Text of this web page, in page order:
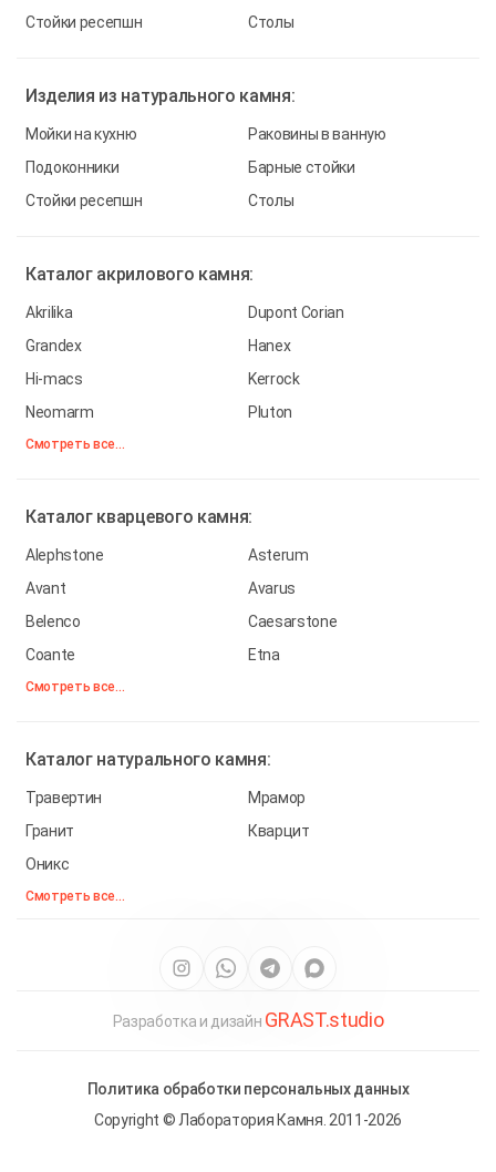
Разработка и дизайн GRAST.studio
Политика обработки персональных данных
Copyright © Лаборатория Камня. 2011-2026
Стойки ресепшн
Столы
Изделия из натурального камня:
Мойки на кухню
Раковины в ванную
Подоконники
Барные стойки
Стойки ресепшн
Столы
Каталог акрилового камня:
Akrilika
Dupont Corian
Grandex
Hanex
Hi-macs
Kerrock
Neomarm
Pluton
Смотреть все...
Каталог кварцевого камня:
Alephstone
Asterum
Avant
Avarus
Belenco
Caesarstone
Coante
Etna
Смотреть все...
Каталог натурального камня:
Травертин
Мрамор
Гранит
Кварцит
Оникс
Смотреть все...